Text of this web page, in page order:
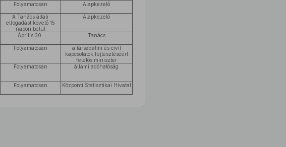
Folyamatosan Alapkezelő
A Tanács általi
elfogadást követő 15
napon belül
Alapkezelő
Április 30. Tanács
Folyamatosan
a társadalmi és civil
kapcsolatok fejlesztéséért
felelős miniszter
Folyamatosan állami adóhatóság
Folyamatosan Központi Statisztikai Hivatal